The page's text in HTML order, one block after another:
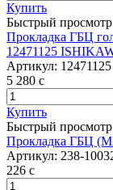
Купить
Быстрый просмотр
Прокладка ГБЦ
12471125
Артикул: 12471125
5 280 c
Купить
Быстрый просмотр
Прокладка ГБЦ
Артикул: 238-
226 c